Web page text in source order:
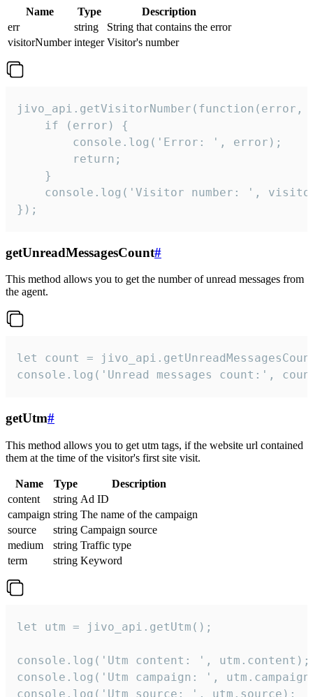
Name Type
Description
err
string
String that contains the error
visitorNumber integer Visitor's number
jivo_api.getVisitorNumber(function(error,
    if (error) {
        console.log('Error: ', error);
        return;
    }
console.log('Visitor number: ',
});
getUnreadMessagesCount#
This method allows you to get the number of unread messages from
the agent.
let count =
console.log('Unread messages count:',
getUtm#
This method allows you to get utm tags, if the website url contained
them at the time of the visitor's first site visit.
Name Type
Description
content
string Ad ID
campaign string The name of the campaign
source
string Campaign source
medium
string Traffic type
term
string Keyword
let utm = jivo_api.getUtm();
console.log('Utm content: ', utm.content);
console.log('Utm campaign: ',
console.log('Utm source: ', utm.source);